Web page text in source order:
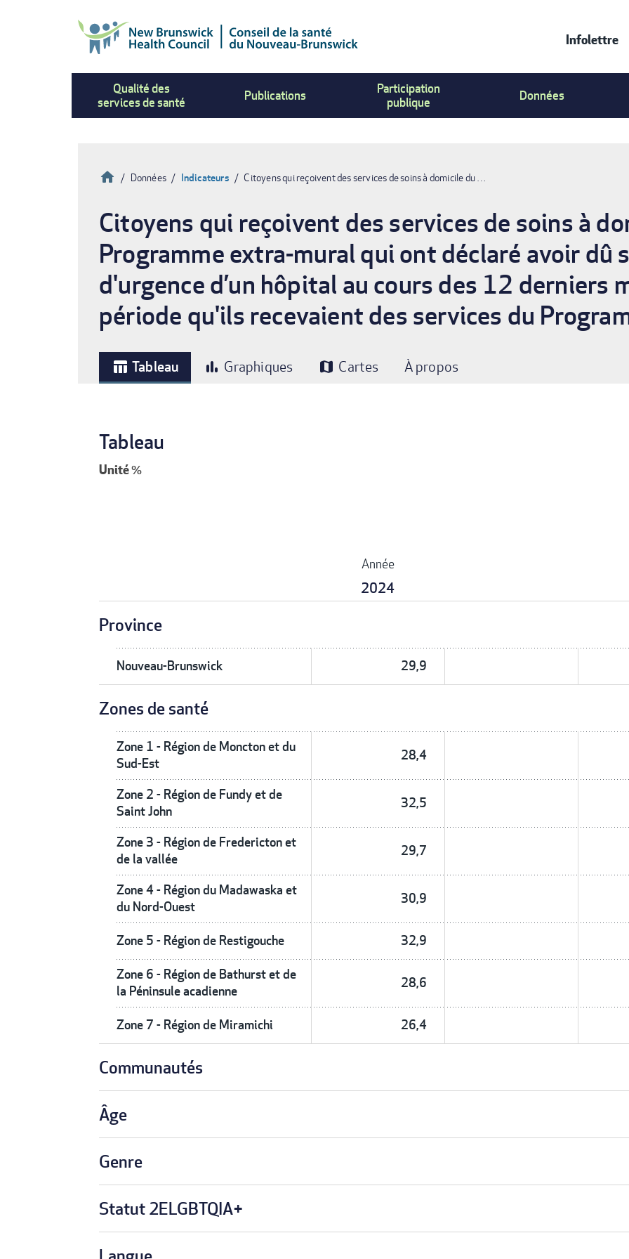
Menu
Infolettre
Qualité des
services de santé
Publications
Participation
publique
Données
Fil
d'Ariane
Accueil
Données Indicateurs Citoyens qui reçoivent des services de soins à domicile du …
Citoyens qui reçoivent des services de soins à
Programme extra-mural qui ont déclaré avoir dû
d'urgence d’un hôpital au cours des 12 derniers
période qu'ils recevaient des services du
table_chart Tableau bar_chart Graphiques map Cartes À propos
Tableau
Unité%
Année
2024
Province
Nouveau-Brunswick 29,9
Zones de santé
Zone 1 - Région de Moncton et du
Sud-Est
28,4
Zone 2 - Région de Fundy et de
Saint John
32,5
Zone 3 - Région de Fredericton et
de la vallée
29,7
Zone 4 - Région du Madawaska et
du Nord-Ouest
30,9
Zone 5 - Région de Restigouche 32,9
Zone 6 - Région de Bathurst et de
la Péninsule acadienne
28,6
Zone 7 - Région de Miramichi 26,4
Communautés
Âge
Genre
Statut 2ELGBTQIA+